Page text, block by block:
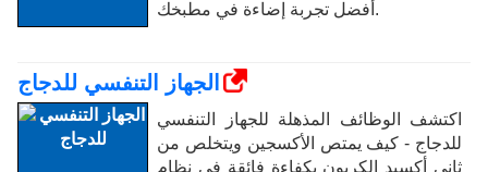
أفضل تجربة إضاءة في مطبخك.
الجهاز التنفسي للدجاج
اكتشف الوظائف المذهلة للجهاز التنفسي
للدجاج - كيف يمتص الأكسجين ويتخلص من
ثاني أكسيد الكربون بكفاءة فائقة في نظام